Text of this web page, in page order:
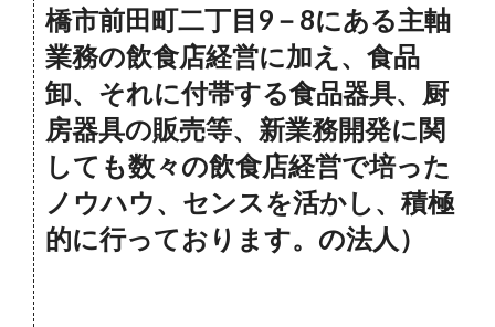
橋市前田町二丁目9－8にある主軸
業務の飲食店経営に加え、食品
卸、それに付帯する食品器具、厨
房器具の販売等、新業務開発に関
しても数々の飲食店経営で培った
ノウハウ、センスを活かし、積極
的に行っております。の法人）